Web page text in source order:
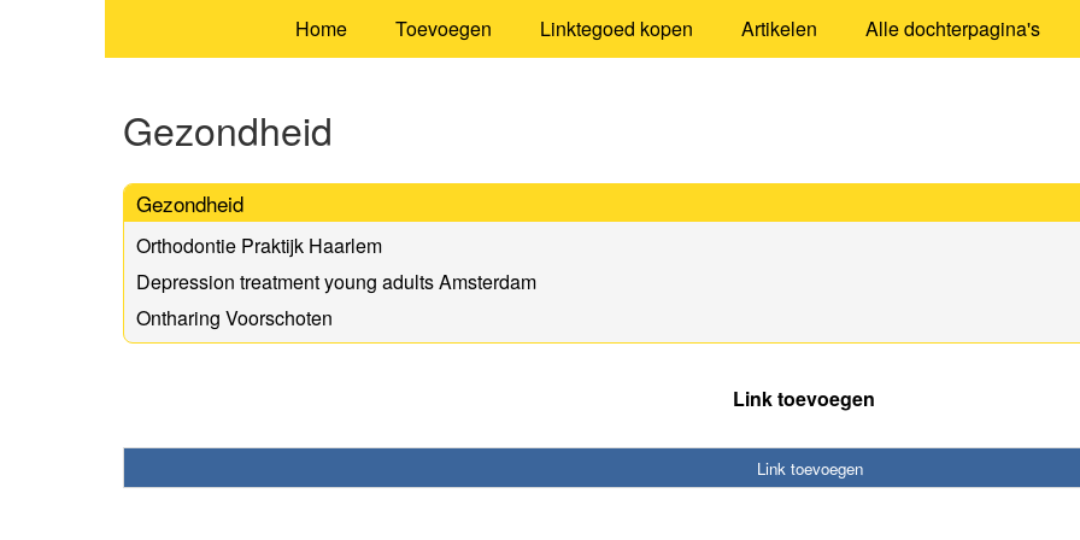
Home Toevoegen Linktegoed kopen Artikelen Alle dochterpagina's
Gezondheid
Gezondheid
Orthodontie Praktijk Haarlem
Depression treatment young adults Amsterdam
Ontharing Voorschoten
Link toevoegen
Link toevoegen